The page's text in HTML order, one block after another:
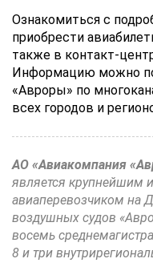
Ознакомиться с
приобрести
также в контакт-
Информацию можно
«Авроры» по
всех городов и
АО «Авиакомпания
является крупнейшим
авиаперевозчиком на
воздушных судов
восемь
8 и три